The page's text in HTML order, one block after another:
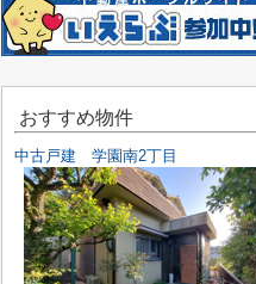
おすすめ物件
中古戸建 学園南2丁目